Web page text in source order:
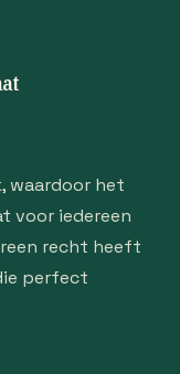
waardoor het
voor iedereen
recht heeft
perfect